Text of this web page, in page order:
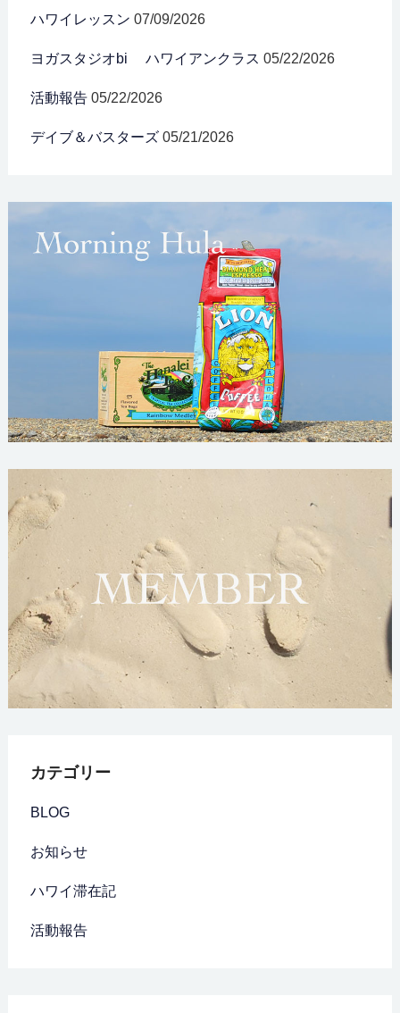
ハワイレッスン 07/09/2026
ヨガスタジオbi ハワイアンクラス 05/22/2026
活動報告 05/22/2026
デイブ＆バスターズ 05/21/2026
カテゴリー
BLOG
お知らせ
ハワイ滞在記
活動報告